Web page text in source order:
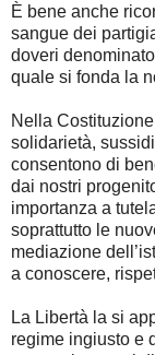
È bene anche
sangue dei
doveri
quale si fonda la
Nella
solidarietà,
consentono di
dai nostri
importanza a
soprattutto le
mediazione
a conoscere,
La Libertà la si
regime ingiusto e